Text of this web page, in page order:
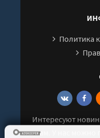
Политика
Интересуют
нам. У нас можно